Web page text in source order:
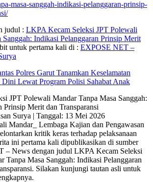
masa-sanggah-indikasi-pelanggaran-prinsip-
judul : LKPA Kecam Seleksi JPT Polewali
Sanggah: Indikasi Pelanggaran Prinsip Merit
untuk pertama kali di : EXPOSE NET –
Polres Garut Tanamkan Keselamatan
Lewat Program Polisi Sahabat Anak
JPT Polewali Mandar Tanpa Masa Sanggah:
Prinsip Merit dan Transparansi
Surya | Tanggal: 13 Mei 2026
Mandar_ Lembaga Kajian dan Pengawasan
kritik keras terhadap pelaksanaan
ini pertama kali dipublikasikan di sumber
– News dengan judul LKPA Kecam Seleksi
Tanpa Masa Sanggah: Indikasi Pelanggaran
Silakan kunjungi tautan asli untuk